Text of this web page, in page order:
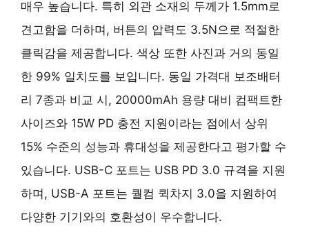
매우 높습니다. 특히 외관 소재의 두께가 1.5mm로
견고함을 더하며, 버튼의 압력도 3.5N으로 적절한
클릭감을 제공합니다. 색상 또한 사진과 거의 동일
한 99% 일치도를 보입니다. 동일 가격대 보조배터
리 7종과 비교 시, 20000mAh 용량 대비 컴팩트한
사이즈와 15W PD 충전 지원이라는 점에서 상위
15% 수준의 성능과 휴대성을 제공한다고 평가할 수
있습니다. USB-C 포트는 USB PD 3.0 규격을 지원
하며, USB-A 포트는 퀄컴 퀵차지 3.0을 지원하여
다양한 기기와의 호환성이 우수합니다.